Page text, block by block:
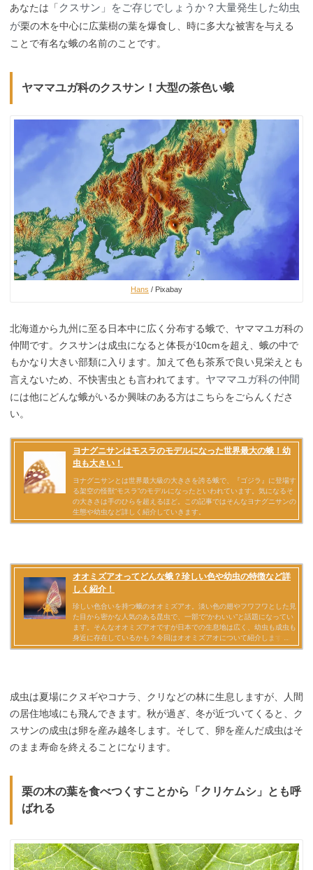
あなたは「 クスサン」をご存じでしょうか？大量発生した幼虫
が栗の木を中心に広葉樹の葉を爆食し、時に多大な被害を与える
ことで有名な蛾の名前のことです。
ヤママユガ科のクスサン！大型の茶色い蛾
Hans / Pixabay
北海道から九州に至る日本中に広く分布する蛾で、ヤママユガ科の
仲間です。クスサンは成虫になると体長が10cmを超え、蛾の中で
もかなり大きい部類に入ります。加えて色も茶系で良い見栄えとも
言えないため、不快害虫とも言われてます。 ヤママユガ科の仲間
には他にどんな蛾がいるか興味のある方はこちらをごらんくださ
い。
成虫は夏場にクヌギやコナラ、クリなどの林に生息しますが、人間
の居住地域にも飛んできます。秋が過ぎ、冬が近づいてくると、ク
スサンの成虫は卵を産み越冬します。そして、卵を産んだ成虫はそ
のまま寿命を終えることになります。
栗の木の葉を食べつくすことから「クリケムシ」とも呼
ばれる